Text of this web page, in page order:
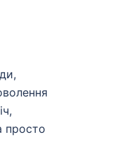
просто